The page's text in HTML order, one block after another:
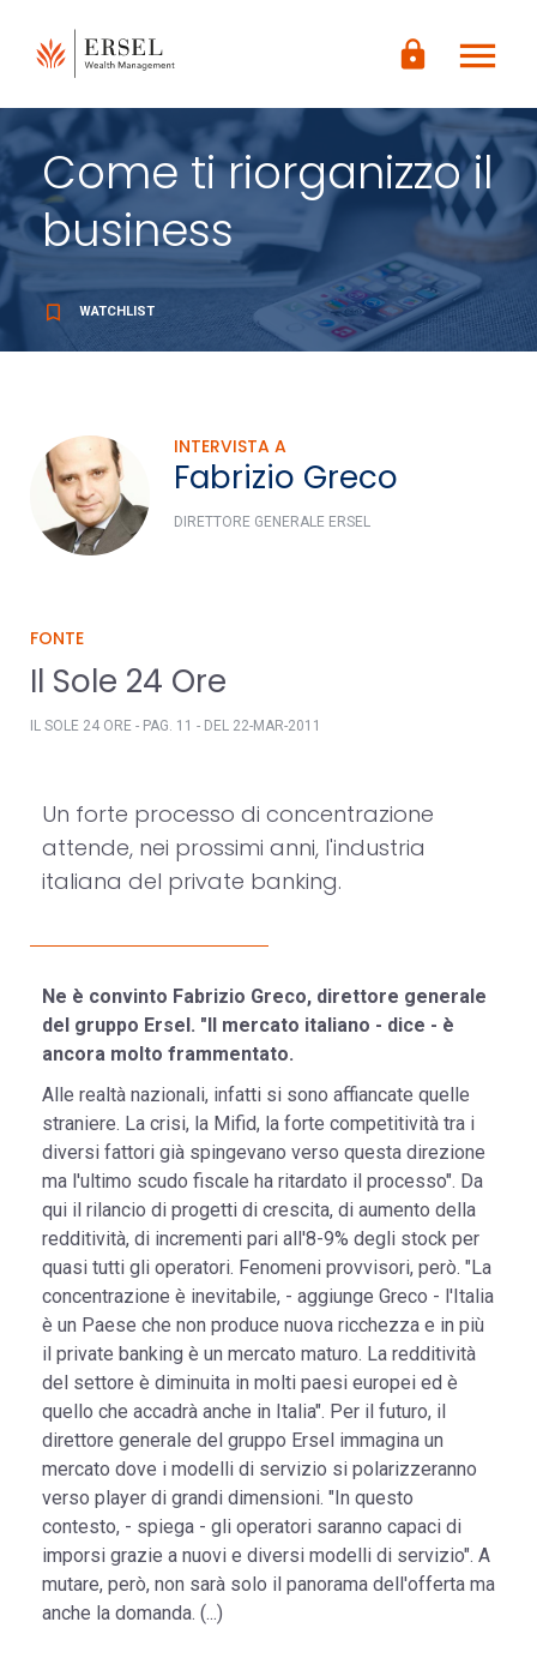
CONTENUTO
PRINCIPALE
PIÈ DI
PAGINA
lock menu
Come ti riorganizzo il
business
bookmark_border WATCHLIST
INTERVISTA A
Fabrizio Greco
DIRETTORE GENERALE ERSEL
FONTE
Il Sole 24 Ore
IL SOLE 24 ORE - PAG. 11 - DEL 22-MAR-2011
Un forte processo di concentrazione
attende, nei prossimi anni, l'industria
italiana del private banking.
Ne è convinto Fabrizio Greco, direttore generale
del gruppo Ersel. "Il mercato italiano - dice - è
ancora molto frammentato.
Alle realtà nazionali, infatti si sono affiancate quelle
straniere. La crisi, la Mifid, la forte competitività tra i
diversi fattori già spingevano verso questa direzione
ma l'ultimo scudo fiscale ha ritardato il processo". Da
qui il rilancio di progetti di crescita, di aumento della
redditività, di incrementi pari all'8-9% degli stock per
quasi tutti gli operatori. Fenomeni provvisori, però. "La
concentrazione è inevitabile, - aggiunge Greco - l'Italia
è un Paese che non produce nuova ricchezza e in più
il private banking è un mercato maturo. La redditività
del settore è diminuita in molti paesi europei ed è
quello che accadrà anche in Italia". Per il futuro, il
direttore generale del gruppo Ersel immagina un
mercato dove i modelli di servizio si polarizzeranno
verso player di grandi dimensioni. "In questo
contesto, - spiega - gli operatori saranno capaci di
imporsi grazie a nuovi e diversi modelli di servizio". A
mutare, però, non sarà solo il panorama dell'offerta ma
anche la domanda. (...)